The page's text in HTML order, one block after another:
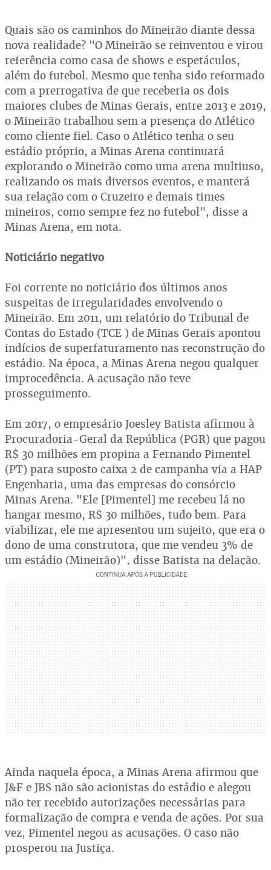
Quais são os caminhos do Mineirão diante dessa
nova realidade? "O Mineirão se reinventou e virou
referência como casa de shows e espetáculos,
além do futebol. Mesmo que tenha sido reformado
com a prerrogativa de que receberia os dois
maiores clubes de Minas Gerais, entre 2013 e 2019,
o Mineirão trabalhou sem a presença do Atlético
como cliente fiel. Caso o Atlético tenha o seu
estádio próprio, a Minas Arena continuará
explorando o Mineirão como uma arena multiuso,
realizando os mais diversos eventos, e manterá
sua relação com o Cruzeiro e demais times
mineiros, como sempre fez no futebol", disse a
Minas Arena, em nota.
Noticiário negativo
Foi corrente no noticiário dos últimos anos
suspeitas de irregularidades envolvendo o
Mineirão. Em 2011, um relatório do Tribunal de
Contas do Estado (TCE ) de Minas Gerais apontou
indícios de superfaturamento nas reconstrução do
estádio. Na época, a Minas Arena negou qualquer
improcedência. A acusação não teve
prosseguimento.
Em 2017, o empresário Joesley Batista afirmou à
Procuradoria-Geral da República (PGR) que pagou
R$ 30 milhões em propina a Fernando Pimentel
(PT) para suposto caixa 2 de campanha via a HAP
Engenharia, uma das empresas do consórcio
Minas Arena. "Ele [Pimentel] me recebeu lá no
hangar mesmo, R$ 30 milhões, tudo bem. Para
viabilizar, ele me apresentou um sujeito, que era o
dono de uma construtora, que me vendeu 3% de
um estádio (Mineirão)", disse Batista na delação.
Ainda naquela época, a Minas Arena afirmou que
J&F e JBS não são acionistas do estádio e alegou
não ter recebido autorizações necessárias para
formalização de compra e venda de ações. Por sua
vez, Pimentel negou as acusações. O caso não
prosperou na Justiça.